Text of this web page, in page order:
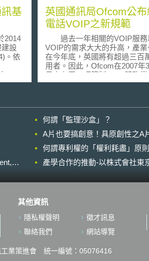
基
2014
設
。依
，
媒體
礎建
行
前
可
成
礎設
三項
網
寬頻
前英
英國通訊局Ofcom公
電話VOIP之新規範
過去一年相關的VOIP服務
VOIP的需求大大的升高，產
在今年底，英國將有超過三百
用者。因此，Ofcom在2007年
日宣布了一項管制VOIP服務
規範。該法將確保消費者取得
些規定包括業者應對消費者清
釋：一、服務內容是否包含緊
務；二、該服務倚賴家用電源
度；三、服務內容是否包含電
頁；四、如果消費者欲移轉業
有號碼是否可攜。如果消費者
源的VOIP服務，該法也要求
VOIP服務之該項限制（例如
外標記號）；透過在設備上貼
籤、抑或在電腦螢幕上顯示該
訊；並在消費者每次嘗試撥打
明。 隨著VOIP使用者以及市場
何謂「監理沙盒」？
A片也要搞創意！具原創性之A
何謂專利權的「權利耗盡」原
產學合作的推動-以株式會社東
其他資訊
隱私權聲明
徵才訊息
聯絡我們
網站導覽
工業策進會 統一編號：05076416